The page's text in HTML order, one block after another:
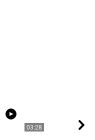
03:28